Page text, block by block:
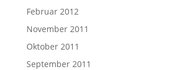
Februar 2012
November 2011
Oktober 2011
September 2011